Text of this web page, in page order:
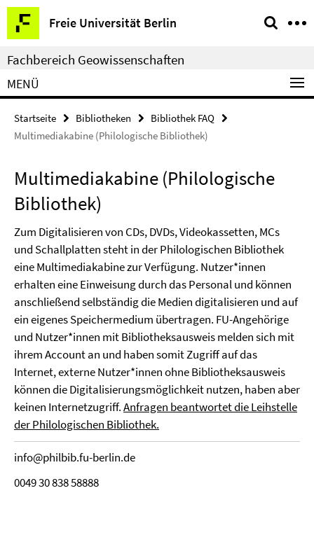
Springe
direkt
zu
Inhalt
Freie Universität Berlin
Service-
Navigation
Fachbereich Geowissenschaften
MENÜ
Startseite Bibliotheken
Bibliothek FAQ
Multimediakabine (Philologische Bibliothek)
Multimediakabine (Philologische
Bibliothek)
Zum Digitalisieren von CDs, DVDs, Videokassetten, MCs
und Schallplatten steht in der Philologischen Bibliothek
eine Multimediakabine zur Verfügung. Nutzer*innen
erhalten eine Einweisung durch das Personal und können
anschließend selbständig die Medien digitalisieren und auf
ein eigenes Speichermedium übertragen. FU-Angehörige
und Nutzer*innen mit Bibliotheksausweis melden sich mit
ihrem Account an und haben somit Zugriff auf das
Internet, externe Nutzer*innen ohne Bibliotheksausweis
können die Digitalisierungsmöglichkeit nutzen, haben aber
keinen Internetzugriff.Anfragen beantwortet die Leihstelle
der Philologischen Bibliothek.
info@philbib.fu-berlin.de
0049 30 838 58888